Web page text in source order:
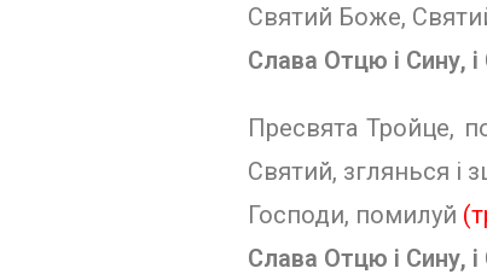
Святий Боже,
Слава Отцю і Сину, і
Пресвята Тройце,
Святий, зглянься і
Господи, помилуй
Слава Отцю і Сину, і